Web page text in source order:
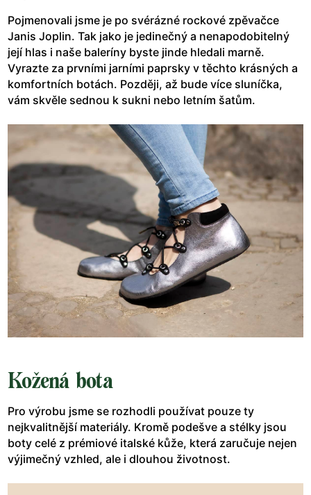
Pojmenovali jsme je po svérázné rockové zpěvačce
Janis Joplin. Tak jako je jedinečný a nenapodobitelný
její hlas i naše baleríny byste jinde hledali marně.
Vyrazte za prvními jarními paprsky v těchto krásných a
komfortních botách. Později, až bude více sluníčka,
vám skvěle sednou k sukni nebo letním šatům.
Kožená bota
Pro výrobu jsme se rozhodli používat pouze ty
nejkvalitnější materiály. Kromě podešve a stélky jsou
boty celé z prémiové italské kůže, která zaručuje nejen
výjimečný vzhled, ale i dlouhou životnost.